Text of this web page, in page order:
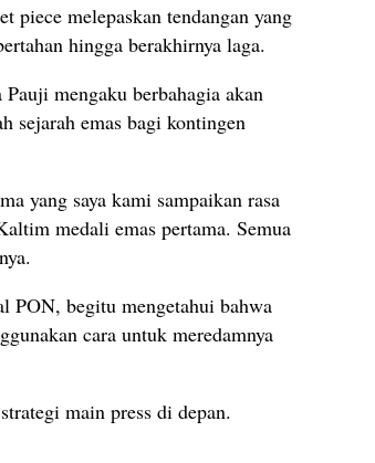
piece melepaskan tendangan yang
hingga berakhirnya laga.
mengaku berbahagia akan
sejarah emas bagi kontingen
yang saya kami sampaikan rasa
medali emas pertama. Semua
PON, begitu mengetahui bahwa
cara untuk meredamnya
main press di depan.